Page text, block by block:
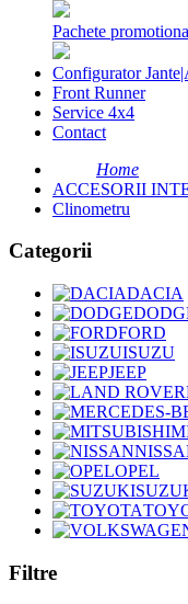
Pachete
Configurator
Front Runner
Service 4x4
Contact
Home
ACCESORII
Clinometru
Categorii
DACIA
FORD
ISUZU
JEEP
OPEL
Filtre